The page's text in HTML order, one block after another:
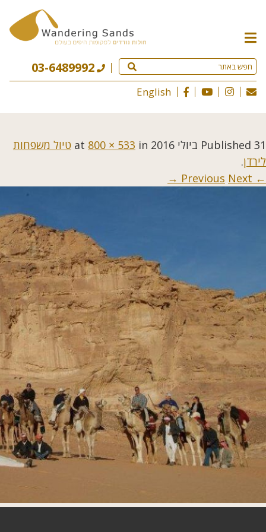
תפריט
האתר
03-6489992
English
Published 31 ביולי 2016 800 × 533 in
טיול משפחות
לירדן.
← Previous
Next →